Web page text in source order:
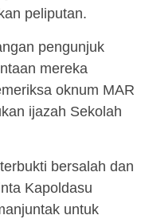
peliputan.
pengunjuk
mereka
oknum MAR
ijazah Sekolah
bersalah dan
Kapoldasu
untuk